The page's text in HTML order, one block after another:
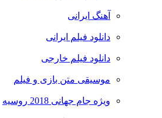
آهنگ ایرانی
دانلود فیلم ایرانی
دانلود فیلم خارجی
موسیقی متن بازی و فیلم
ویژه جام جهانی 2018 روسیه